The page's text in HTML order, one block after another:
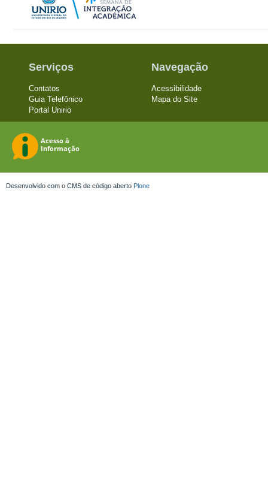
Serviços
Contatos
Guia Telefônico
Portal Unirio
Navegação
Acessibilidade
Mapa do Site
Desenvolvido com o CMS de código aberto Plone